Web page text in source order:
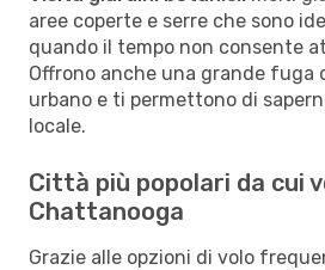
aree coperte e serre che sono
quando il tempo non consente
Offrono anche una grande fuga
urbano e ti permettono di
locale.
Città più popolari da cui
Chattanooga
Grazie alle opzioni di volo